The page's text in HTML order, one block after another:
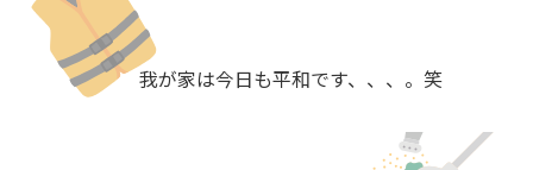
我が家は今日も平和です、、、。笑